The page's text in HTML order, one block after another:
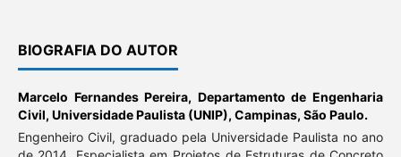
BIOGRAFIA DO AUTOR
Marcelo Fernandes Pereira, Departamento de Engenharia
Civil, Universidade Paulista (UNIP), Campinas, São Paulo.
Engenheiro Civil, graduado pela Universidade Paulista no ano